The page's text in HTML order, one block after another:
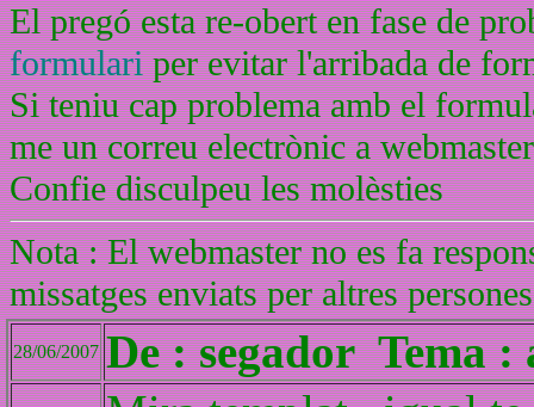
El pregó esta re-obert en fase de
formulariper evitar l'arribada de
Si teniu cap problema amb el
me un correu electrònic a
Confie disculpeu les molèsties
Nota : El webmaster no es fa
missatges enviats per altres
28/06/2007 De : segador Tema :